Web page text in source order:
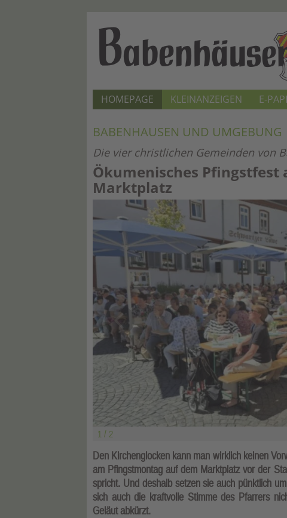
BABENHAUSEN UND UMGEBUNG
Die vier christlichen Gemeinden von
Ökumenisches Pfingstfest
Marktplatz
1 / 2
Den Kirchenglocken kann man wirklich keinen
am Pfingstmontag auf dem Marktplatz vor der
spricht. Und deshalb setzen sie auch pünktlich
sich auch die kraftvolle Stimme des Pfarrers
Geläut abkürzt.
HOMEPAGE KLEINANZEIGEN E-